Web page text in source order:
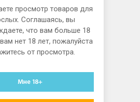
Купить
просмотр товаров для
Соглашаясь, вы
что вам больше 18
нет 18 лет, пожалуйста
от просмотра.
Мне 18+